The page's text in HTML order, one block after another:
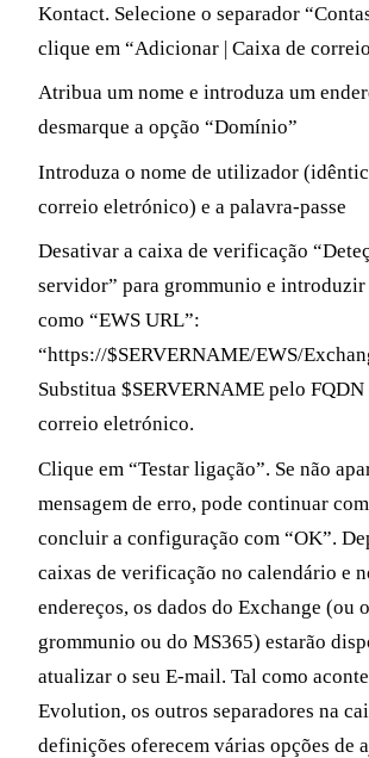
Kontact. Selecione o separador
clique em “Adicionar | Caixa de
Atribua um nome e introduza um
desmarque a opção “Domínio”
Introduza o nome de utilizador
correio eletrónico) e a palavra-passe
Desativar a caixa de verificação
servidor” para grommunio e
como “EWS URL”:
“https://$SERVERNAME/EWS/
Substitua $SERVERNAME pelo
correio eletrónico.
Clique em “Testar ligação”. Se não
mensagem de erro, pode continuar
concluir a configuração com “OK”.
caixas de verificação no calendário e
endereços, os dados do Exchange (ou
grommunio ou do MS365) estarão
atualizar o seu E-mail. Tal como
Evolution, os outros separadores na
definições oferecem várias opções de